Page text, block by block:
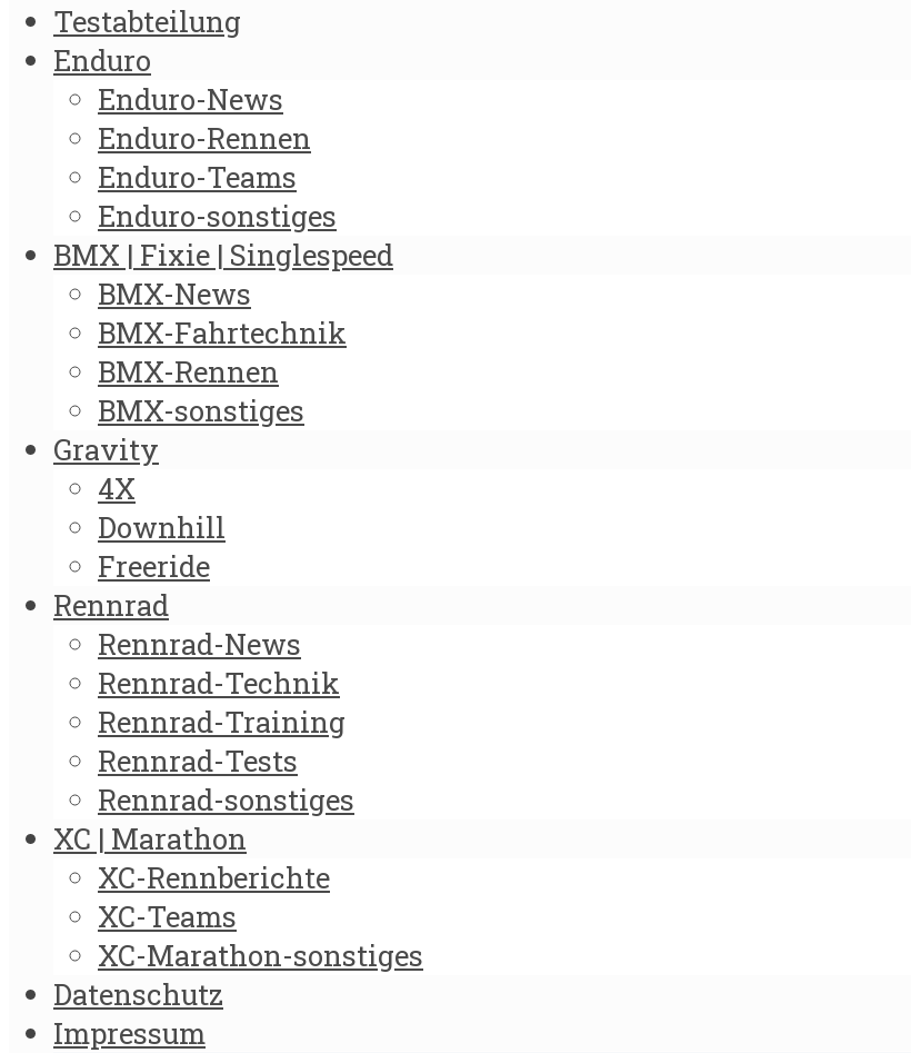
Testabteilung
Enduro
Enduro-News
Enduro-Rennen
Enduro-Teams
Enduro-sonstiges
BMX | Fixie | Singlespeed
BMX-News
BMX-Fahrtechnik
BMX-Rennen
BMX-sonstiges
Gravity
4X
Downhill
Freeride
Rennrad
Rennrad-News
Rennrad-Technik
Rennrad-Training
Rennrad-Tests
Rennrad-sonstiges
XC | Marathon
XC-Rennberichte
XC-Teams
XC-Marathon-sonstiges
Datenschutz
Impressum